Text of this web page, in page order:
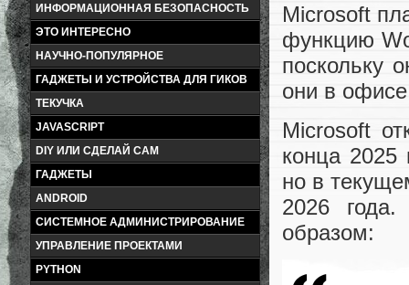
ИНФОРМАЦИОННАЯ БЕЗОПАСНОСТЬ
ЭТО ИНТЕРЕСНО
НАУЧНО-ПОПУЛЯРНОЕ
ГАДЖЕТЫ И УСТРОЙСТВА ДЛЯ ГИКОВ
ТЕКУЧКА
JAVASCRIPT
DIY ИЛИ СДЕЛАЙ САМ
ГАДЖЕТЫ
ANDROID
СИСТЕМНОЕ АДМИНИСТРИРОВАНИЕ
УПРАВЛЕНИЕ ПРОЕКТАМИ
PYTHON
Microsoft
функцию
поскольку
они в
Microsoft
конца 2025
но в
2026
образом: